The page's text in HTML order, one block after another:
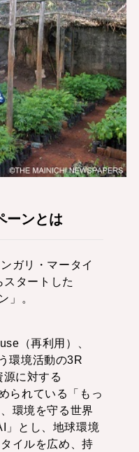
ーンとは
ガリ・マータイ
タートした
」。
（再利用）、
環境活動の3R
に対する
られている「もっ
環境を守る世界
」とし、地球環境
イルを広め、持